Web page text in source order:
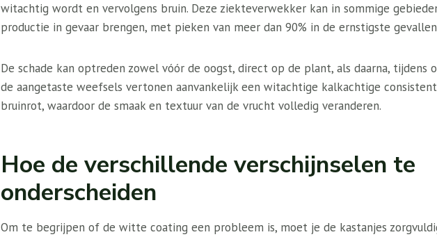
witachtig wordt en vervolgens bruin. Deze ziekteverwekker kan in sommige
productie in gevaar brengen, met pieken van meer dan 90% in de ernstigste
De schade kan optreden zowel vóór de oogst, direct op de plant, als daarna, tijdens
de aangetaste weefsels vertonen aanvankelijk een witachtige kalkachtige
bruinrot, waardoor de smaak en textuur van de vrucht volledig veranderen.
Hoe de verschillende verschijnselen te
onderscheiden
Om te begrijpen of de witte coating een probleem is, moet je de kastanjes